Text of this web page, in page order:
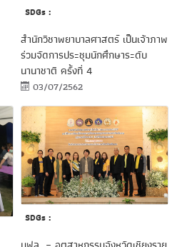
SDGs :
สำนักวิชาพยาบาลศาสตร์ เป็นเจ้าภาพ
ร่วมจัดการประชุมนักศึกษาระดับ
นานาชาติ ครั้งที่ 4
03/07/2562
SDGs :